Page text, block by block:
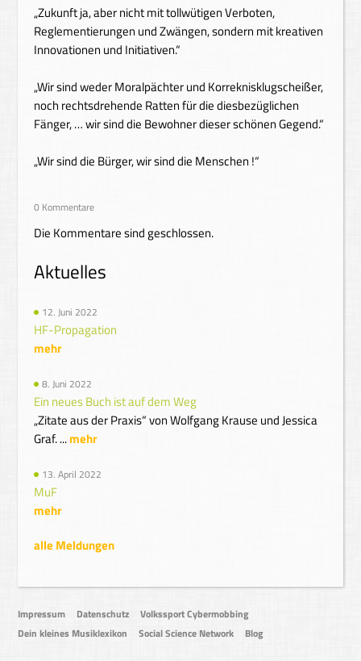
„Zukunft ja, aber nicht mit tollwütigen Verboten,
Reglementierungen und Zwängen, sondern mit kreativen
Innovationen und Initiativen.“
„Wir sind weder Moralpächter und Korreknisklugscheißer,
noch rechtsdrehende Ratten für die diesbezüglichen
Fänger, … wir sind die Bewohner dieser schönen Gegend.“
„Wir sind die Bürger, wir sind die Menschen !“
0 Kommentare
Die Kommentare sind geschlossen.
Aktuelles
12. Juni 2022
HF-Propagation
mehr
8. Juni 2022
Ein neues Buch ist auf dem Weg
„Zitate aus der Praxis“ von Wolfgang Krause und Jessica
Graf. ...mehr
13. April 2022
MuF
mehr
alle Meldungen
Impressum Datenschutz
Volkssport Cybermobbing
Dein kleines Musiklexikon
Social Science Network Blog